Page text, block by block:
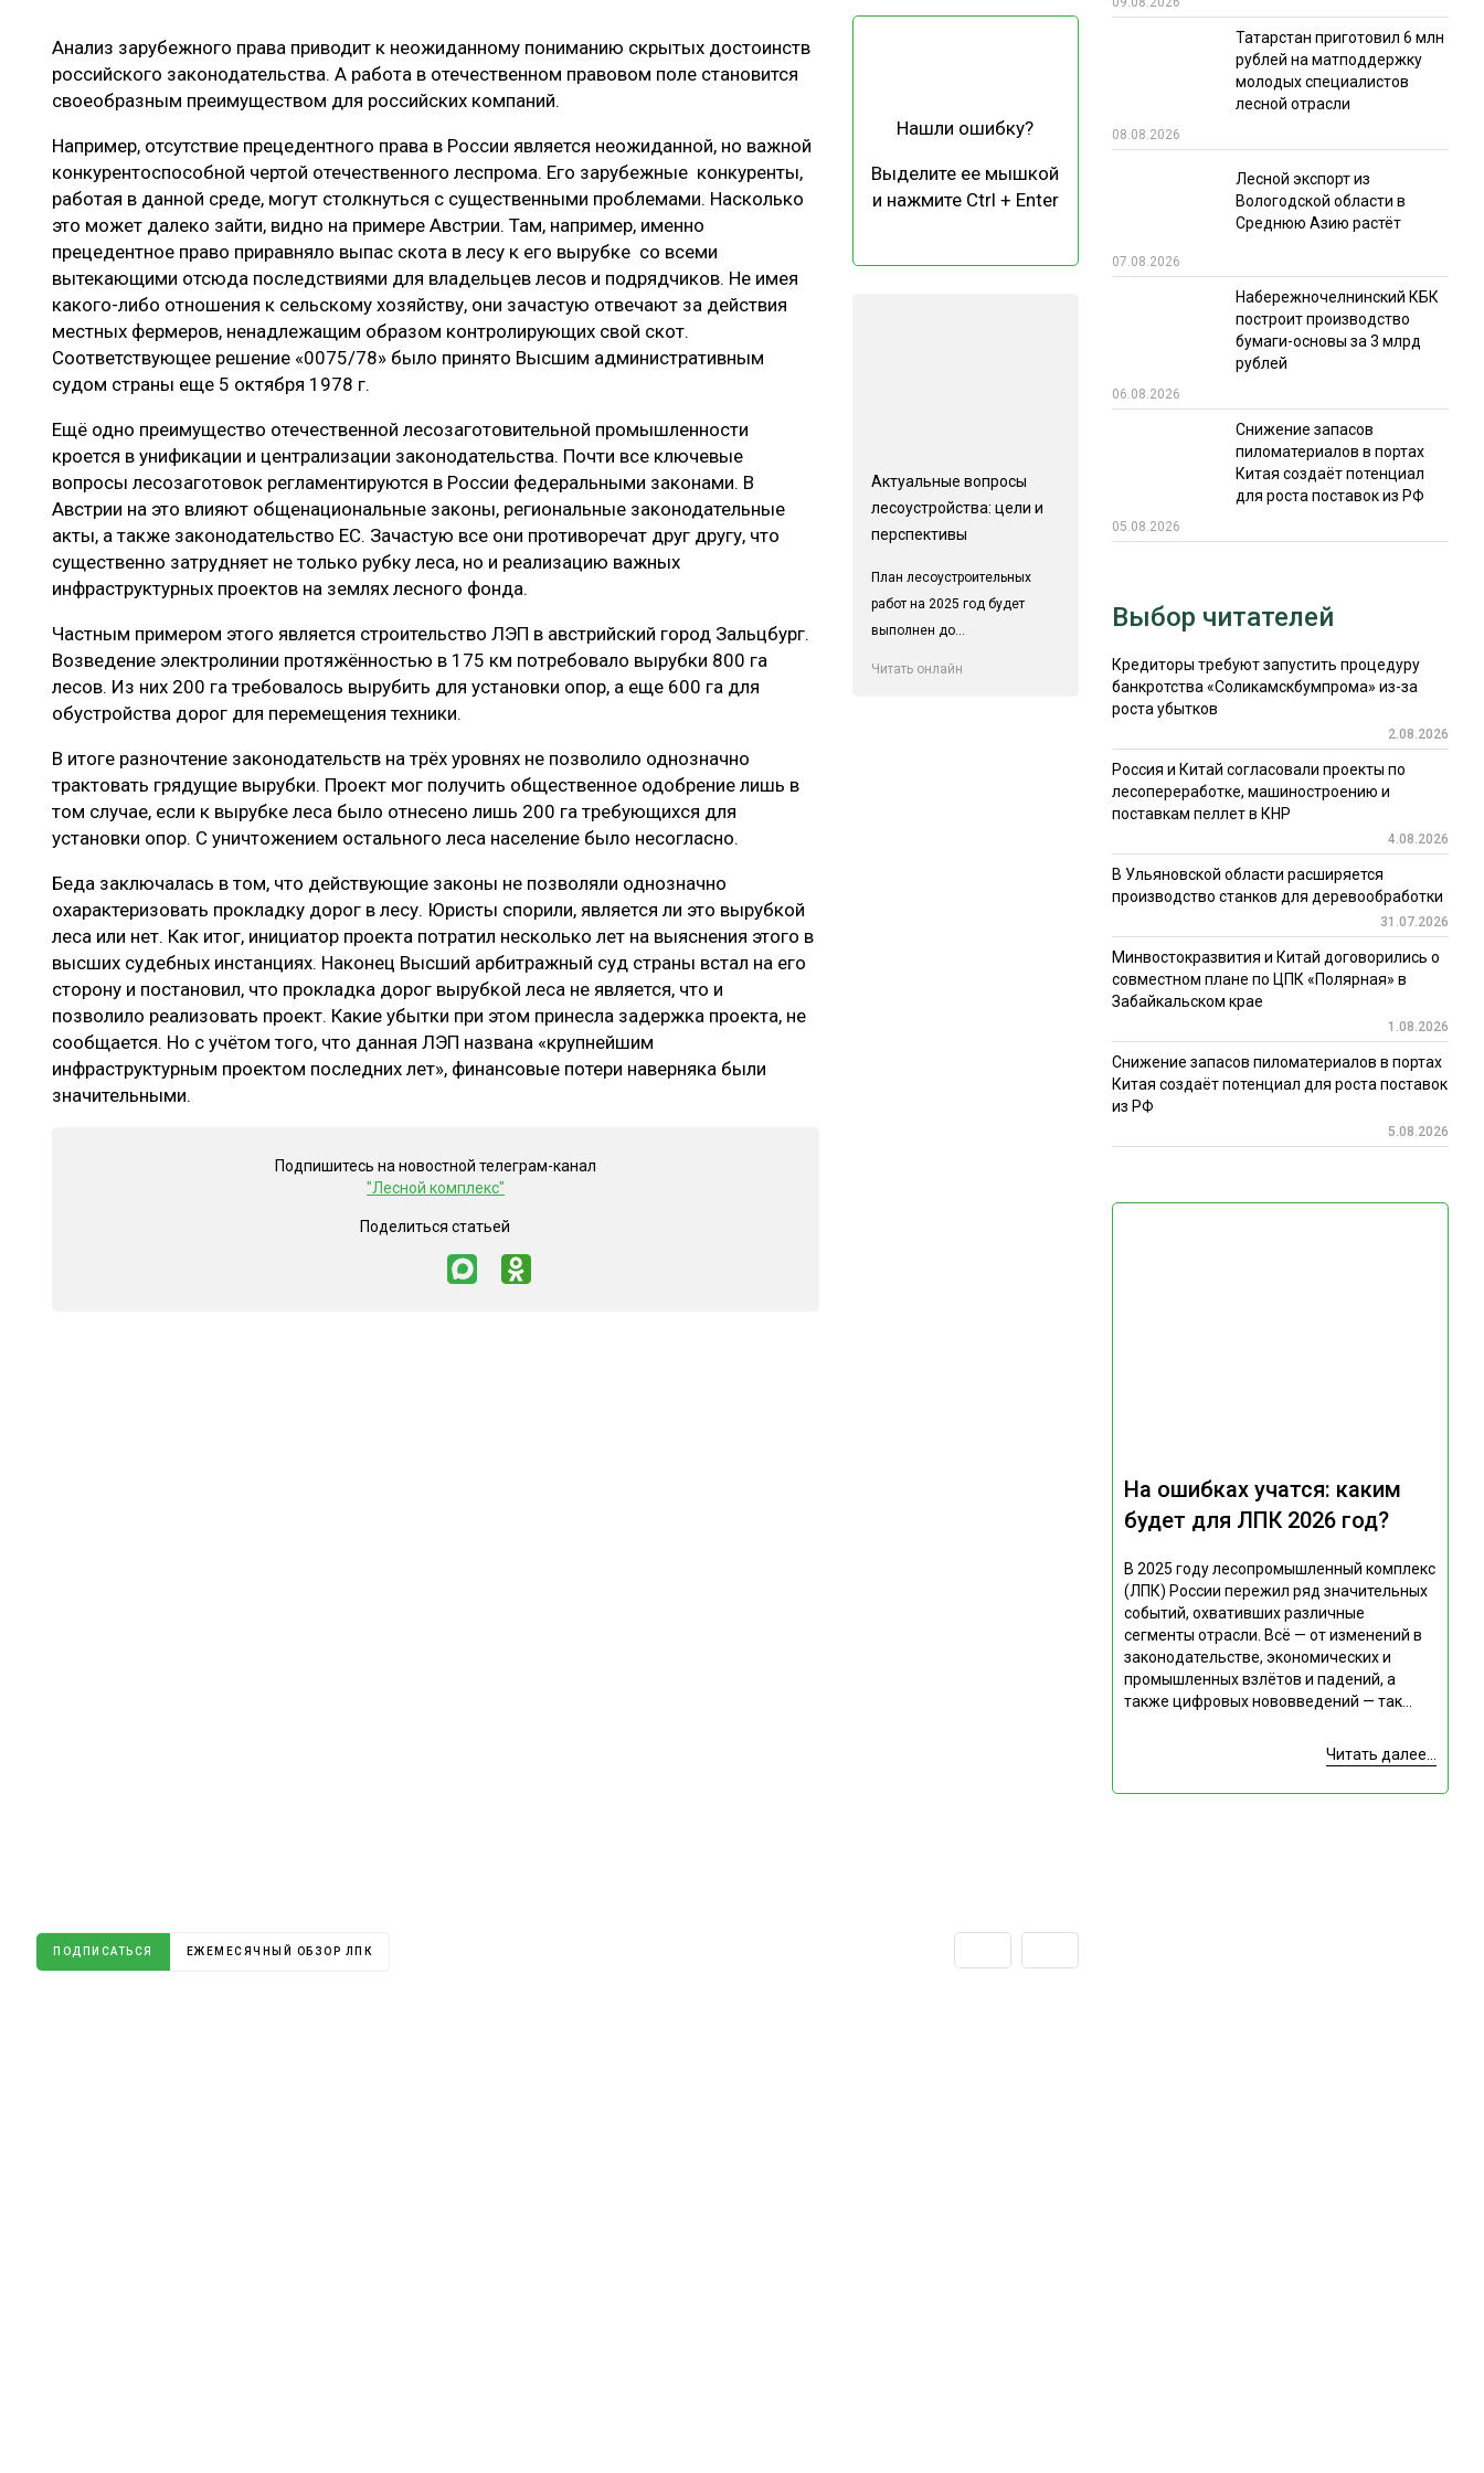
ЛОГИСТИКА
ПРОИЗВОДСТВО ДРЕВЕСНЫХ ПЛИТ
МЕБЕЛЬНОЕ ПРОИЗВОДСТВО ТЕХНОЛОГИИ
ЭКСПЕРТНОЕ МНЕНИЕ
КАЛЕНДАРЬ ВЫСТАВОК ИТОГИ МЕРОПРИЯТИЙ
Анализ зарубежного права приводит к неожиданному пониманию скрытых достоинств
российского законодательства. А работа в отечественном правовом поле становится
своеобразным преимуществом для российских компаний.
Например, отсутствие прецедентного права в России является неожиданной, но важной
конкурентоспособной чертой отечественного леспрома. Его зарубежные конкуренты,
работая в данной среде, могут столкнуться с существенными проблемами. Насколько
это может далеко зайти, видно на примере Австрии. Там, например, именно
прецедентное право приравняло выпас скота в лесу к его вырубке со всеми
вытекающими отсюда последствиями для владельцев лесов и подрядчиков. Не имея
какого-либо отношения к сельскому хозяйству, они зачастую отвечают за действия
местных фермеров, ненадлежащим образом контролирующих свой скот.
Соответствующее решение «0075/78» было принято Высшим административным
судом страны еще 5 октября 1978 г.
Ещё одно преимущество отечественной лесозаготовительной промышленности
кроется в унификации и централизации законодательства. Почти все ключевые
вопросы лесозаготовок регламентируются в России федеральными законами. В
Австрии на это влияют общенациональные законы, региональные законодательные
акты, а также законодательство ЕС. Зачастую все они противоречат друг другу, что
существенно затрудняет не только рубку леса, но и реализацию важных
инфраструктурных проектов на землях лесного фонда.
Частным примером этого является строительство ЛЭП в австрийский город Зальцбург.
Возведение электролинии протяжённостью в 175 км потребовало вырубки 800 га
лесов. Из них 200 га требовалось вырубить для установки опор, а еще 600 га для
обустройства дорог для перемещения техники.
В итоге разночтение законодательств на трёх уровнях не позволило однозначно
трактовать грядущие вырубки. Проект мог получить общественное одобрение лишь в
том случае, если к вырубке леса было отнесено лишь 200 га требующихся для
установки опор. С уничтожением остального леса население было несогласно.
Беда заключалась в том, что действующие законы не позволяли однозначно
охарактеризовать прокладку дорог в лесу. Юристы спорили, является ли это вырубкой
леса или нет. Как итог, инициатор проекта потратил несколько лет на выяснения этого в
высших судебных инстанциях. Наконец Высший арбитражный суд страны встал на его
сторону и постановил, что прокладка дорог вырубкой леса не является, что и
позволило реализовать проект. Какие убытки при этом принесла задержка проекта, не
сообщается. Но с учётом того, что данная ЛЭП названа «крупнейшим
инфраструктурным проектом последних лет», финансовые потери наверняка были
значительными.
Подпишитесь на новостной телеграм-канал
"Лесной комплекс"
Поделиться статьей
Нашли ошибку?
Выделите ее мышкой
и нажмите Ctrl + Enter
Актуальные вопросы
лесоустройства: цели и
перспективы
План лесоустроительных
работ на 2025 год будет
выполнен до...
Читать онлайн
Татарстан приготовил 6 млн
рублей на матподдержку
молодых специалистов
лесной отрасли
08.08.2026
Лесной экспорт из
Вологодской области в
Среднюю Азию растёт
07.08.2026
Набережночелнинский КБК
построит производство
бумаги-основы за 3 млрд
рублей
06.08.2026
Снижение запасов
пиломатериалов в портах
Китая создаёт потенциал
для роста поставок из РФ
05.08.2026
На ошибках учатся: каким
будет для ЛПК 2026 год?
В 2025 году лесопромышленный комплекс
(ЛПК) России пережил ряд значительных
событий, охвативших различные
сегменты отрасли. Всё — от изменений в
законодательстве, экономических и
промышленных взлётов и падений, а
также цифровых нововведений — так...
Читать далее...
ПОДПИСАТЬСЯ ЕЖЕМЕСЯЧНЫЙ ОБЗОР ЛПК
Выбор читателей
Кредиторы требуют запустить процедуру
банкротства «Соликамскбумпрома» из-за
роста убытков
2.08.2026
Россия и Китай согласовали проекты по
лесопереработке, машиностроению и
поставкам пеллет в КНР
4.08.2026
В Ульяновской области расширяется
производство станков для деревообработки
31.07.2026
Минвостокразвития и Китай договорились о
совместном плане по ЦПК «Полярная» в
Забайкальском крае
1.08.2026
Снижение запасов пиломатериалов в портах
Китая создаёт потенциал для роста поставок
из РФ
5.08.2026